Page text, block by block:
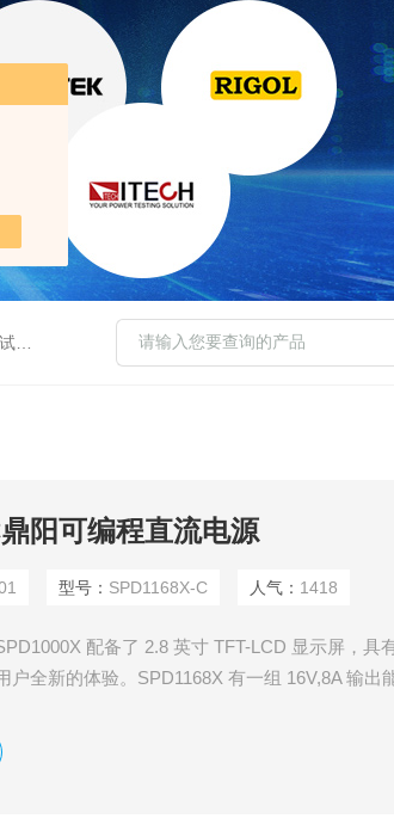
阳可编程直流电源
型号： SPD1168X-C 人气： 1418
配备了 2.8 英寸 TFT-LCD 显示屏，具
户全新的体验。SPD1168X 有一组 16V,8A 输出
中使用。